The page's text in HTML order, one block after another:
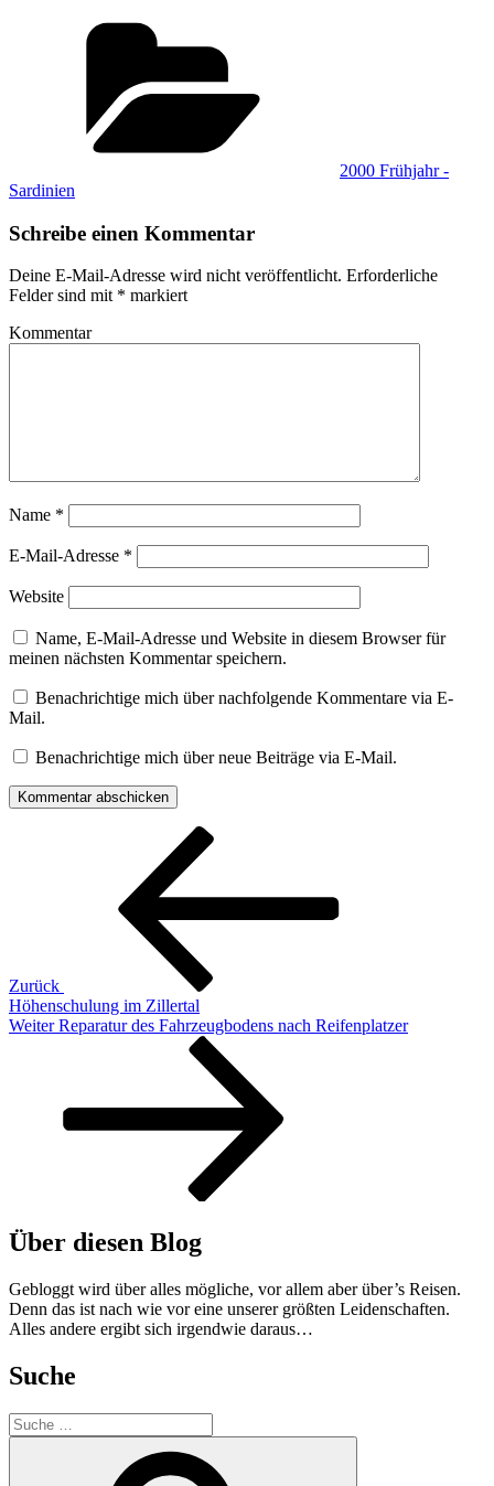
2000 Frühjahr -
Sardinien
Schreibe einen Kommentar
Deine E-Mail-Adresse wird nicht veröffentlicht. Erforderliche
Felder sind mit * markiert
Kommentar
Name *
E-Mail-Adresse *
Website
Name, E-Mail-Adresse und Website in diesem Browser für
meinen nächsten Kommentar speichern.
Benachrichtige mich über nachfolgende Kommentare via E-
Mail.
Benachrichtige mich über neue Beiträge via E-Mail.
Beitragsnavigation
Zurück
Höhenschulung im Zillertal
Nächster
Weiter Reparatur des Fahrzeugbodens nach Reifenplatzer
Über diesen Blog
Gebloggt wird über alles mögliche, vor allem aber über’s Reisen.
Denn das ist nach wie vor eine unserer größten Leidenschaften.
Alles andere ergibt sich irgendwie daraus…
Suche
Suche
nach: